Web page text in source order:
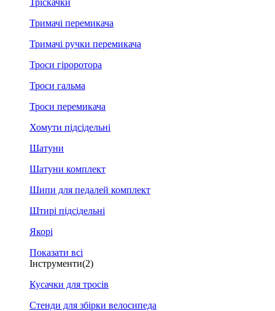
Тріскачки
Тримачі перемикача
Тримачі ручки перемикача
Троси гіроротора
Троси гальма
Троси перемикача
Хомути підсідельні
Шатуни
Шатуни комплект
Шипи для педалей комплект
Штирі підсідельні
Якорі
Показати всі
Інструменти(2)
Кусачки для тросів
Стенди для збірки велосипеда